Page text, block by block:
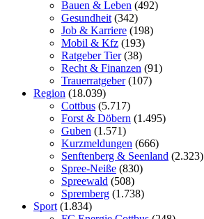
Bauen & Leben (492)
Gesundheit (342)
Job & Karriere (198)
Mobil & Kfz (193)
Ratgeber Tier(38)
Recht & Finanzen (91)
Trauerratgeber(107)
Region (18.039)
Cottbus (5.717)
Forst & Döbern (1.495)
Guben (1.571)
Kurzmeldungen (666)
Senftenberg & Seenland (2.323)
Spree-Neiße (830)
Spreewald (508)
Spremberg (1.738)
Sport (1.834)